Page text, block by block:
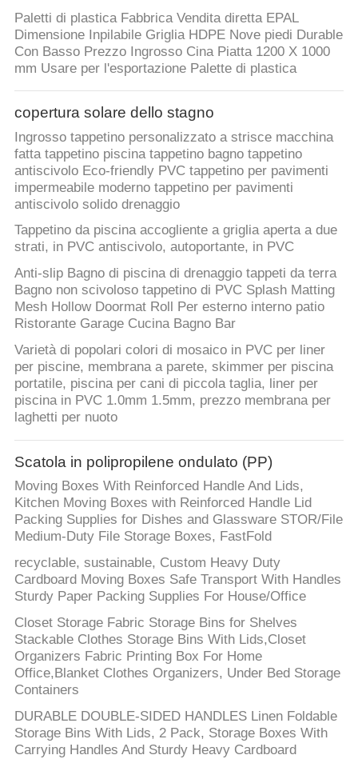
Paletti di plastica Fabbrica Vendita diretta EPAL
Dimensione Inpilabile Griglia HDPE Nove piedi Durable
Con Basso Prezzo Ingrosso Cina Piatta 1200 X 1000
mm Usare per l'esportazione Palette di plastica
copertura solare dello stagno
Ingrosso tappetino personalizzato a strisce macchina
fatta tappetino piscina tappetino bagno tappetino
antiscivolo Eco-friendly PVC tappetino per pavimenti
impermeabile moderno tappetino per pavimenti
antiscivolo solido drenaggio
Tappetino da piscina accogliente a griglia aperta a due
strati, in PVC antiscivolo, autoportante, in PVC
Anti-slip Bagno di piscina di drenaggio tappeti da terra
Bagno non scivoloso tappetino di PVC Splash Matting
Mesh Hollow Doormat Roll Per esterno interno patio
Ristorante Garage Cucina Bagno Bar
Varietà di popolari colori di mosaico in PVC per liner
per piscine, membrana a parete, skimmer per piscina
portatile, piscina per cani di piccola taglia, liner per
piscina in PVC 1.0mm 1.5mm, prezzo membrana per
laghetti per nuoto
Scatola in polipropilene ondulato (PP)
Moving Boxes With Reinforced Handle And Lids,
Kitchen Moving Boxes with Reinforced Handle Lid
Packing Supplies for Dishes and Glassware STOR/File
Medium-Duty File Storage Boxes, FastFold
recyclable, sustainable, Custom Heavy Duty
Cardboard Moving Boxes Safe Transport With Handles
Sturdy Paper Packing Supplies For House/Office
Closet Storage Fabric Storage Bins for Shelves
Stackable Clothes Storage Bins With Lids,Closet
Organizers Fabric Printing Box For Home
Office,Blanket Clothes Organizers, Under Bed Storage
Containers
DURABLE DOUBLE-SIDED HANDLES Linen Foldable
Storage Bins With Lids, 2 Pack, Storage Boxes With
Carrying Handles And Sturdy Heavy Cardboard